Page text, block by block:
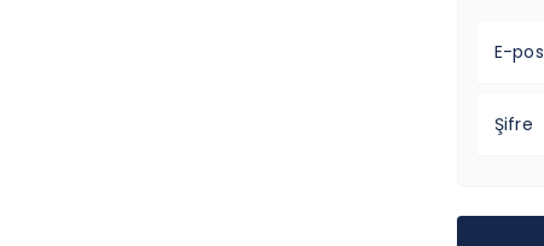
E-
Şifre